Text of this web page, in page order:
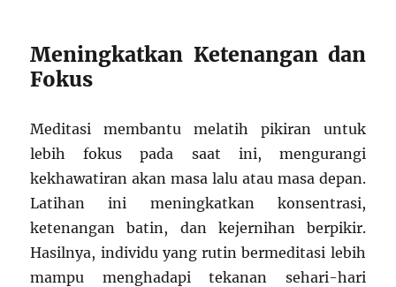
Meningkatkan Ketenangan dan
Fokus
Meditasi membantu melatih pikiran untuk
lebih fokus pada saat ini, mengurangi
kekhawatiran akan masa lalu atau masa depan.
Latihan ini meningkatkan konsentrasi,
ketenangan batin, dan kejernihan berpikir.
Hasilnya, individu yang rutin bermeditasi lebih
mampu menghadapi tekanan sehari-hari